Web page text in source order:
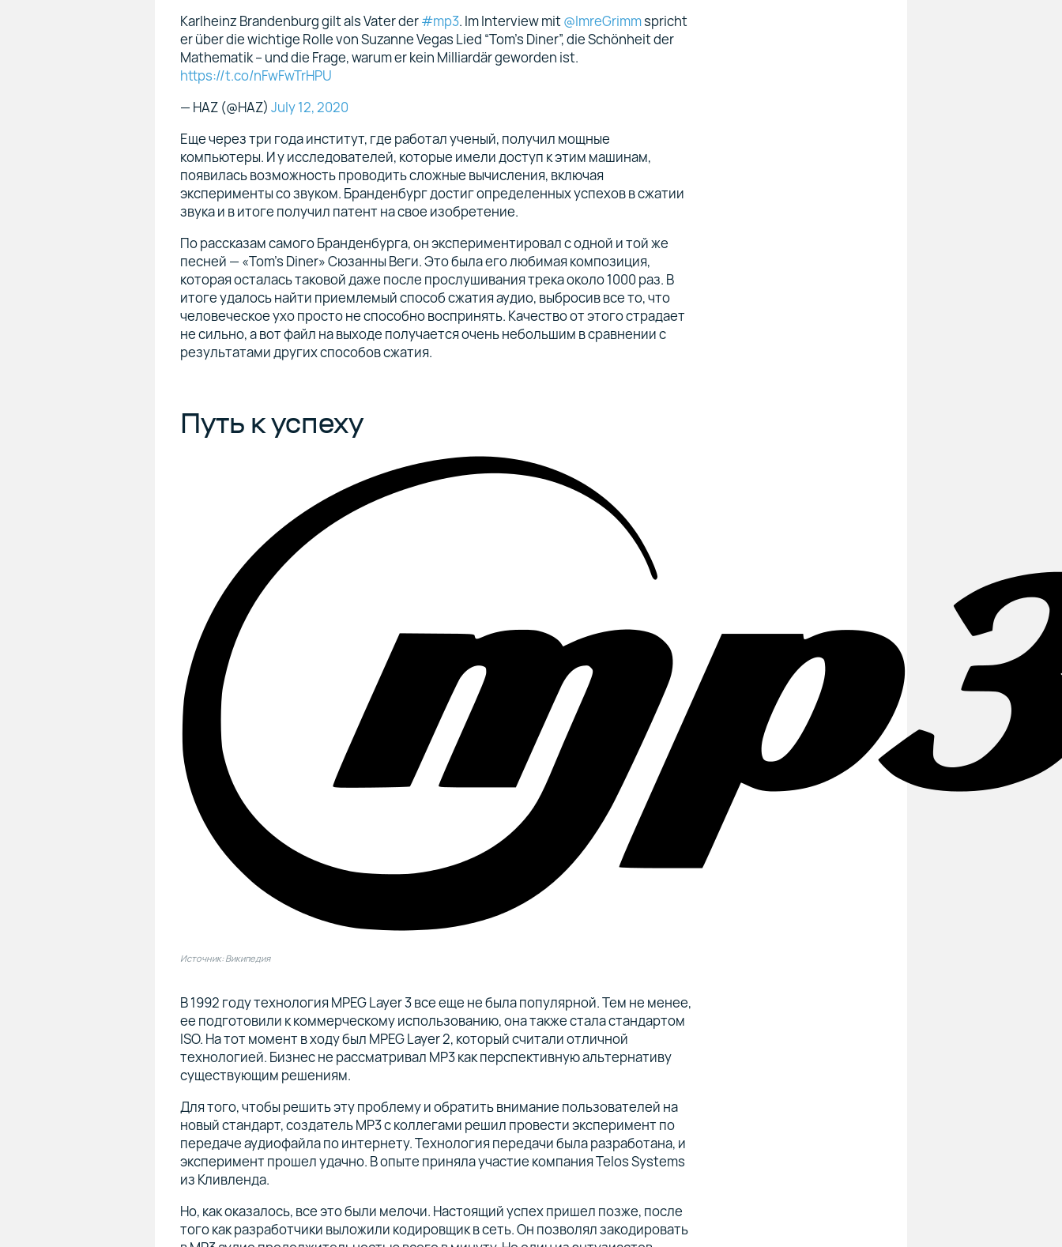
Karlheinz Brandenburg gilt als Vater der#mp3. Im Interview mit@ImreGrimmspricht
er über die wichtige Rolle von Suzanne Vegas Lied “Tom's Diner”, die Schönheit der
Mathematik – und die Frage, warum er kein Milliardär geworden ist.
https://t.co/nFwFwTrHPU
— HAZ (@HAZ)July 12, 2020
Еще через три года институт, где работал ученый, получил мощные
компьютеры. И у исследователей, которые имели доступ к этим машинам,
появилась возможность проводить сложные вычисления, включая
эксперименты со звуком. Бранденбург достиг определенных успехов в сжатии
звука и в итоге получил патент на свое изобретение.
По рассказам самого Бранденбурга, он экспериментировал с одной и той же
песней — «Tom’s Diner» Сюзанны Веги. Это была его любимая композиция,
которая осталась таковой даже после прослушивания трека около 1000 раз. В
итоге удалось найти приемлемый способ сжатия аудио, выбросив все то, что
человеческое ухо просто не способно воспринять. Качество от этого страдает
не сильно, а вот файл на выходе получается очень небольшим в сравнении с
результатами других способов сжатия.
Путь к успеху
Источник: Википедия
В 1992 году технология MPEG Layer 3 все еще не была популярной. Тем не менее,
ее подготовили к коммерческому использованию, она также стала стандартом
ISO. На тот момент в ходу был MPEG Layer 2, который считали отличной
технологией. Бизнес не рассматривал MP3 как перспективную альтернативу
существующим решениям.
Для того, чтобы решить эту проблему и обратить внимание пользователей на
новый стандарт, создатель MP3 с коллегами решил провести эксперимент по
передаче аудиофайла по интернету. Технология передачи была разработана, и
эксперимент прошел удачно. В опыте приняла участие компания Telos Systems
из Кливленда.
Но, как оказалось, все это были мелочи. Настоящий успех пришел позже, после
того как разработчики выложили кодировщик в сеть. Он позволял закодировать